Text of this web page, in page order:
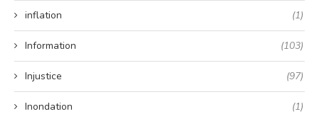
inflation (1)
Information (103)
Injustice (97)
Inondation (1)